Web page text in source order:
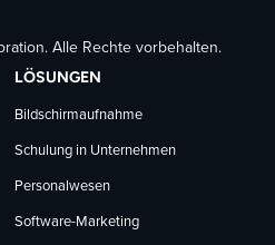
auf
LinkedIn
folgen
auf
YouTube
folgen
Alle Rechte vorbehalten.
LÖSUNGEN
Bildschirmaufnahme
Schulung in Unternehmen
Personalwesen
Software-Marketing